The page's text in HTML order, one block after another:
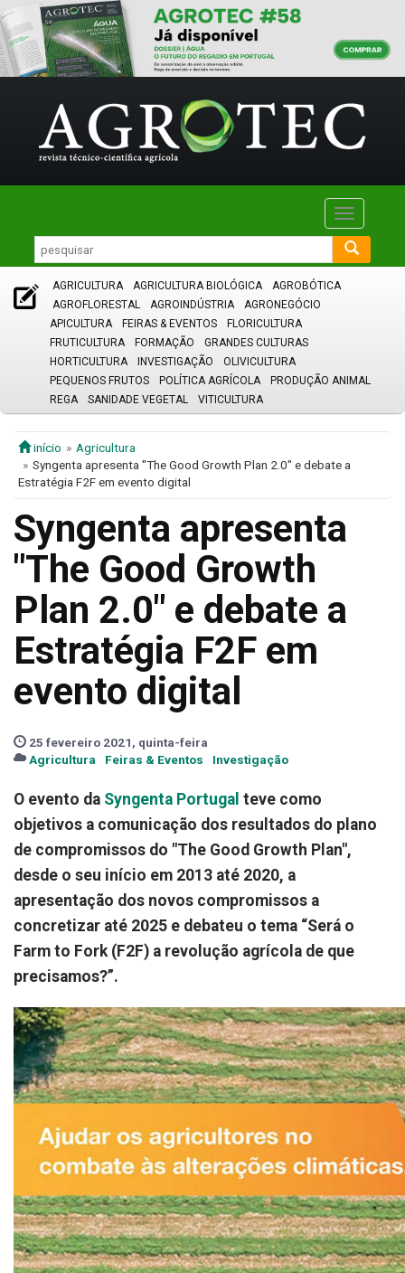
Toggle
AGRICULTURA AGRICULTURA BIOLÓGICA
AGROBÓTICA
AGROFLORESTAL
AGROINDÚSTRIA
AGRONEGÓCIO
APICULTURA
FEIRAS & EVENTOS
FLORICULTURA
FRUTICULTURA
FORMAÇÃO
GRANDES CULTURAS
HORTICULTURA
INVESTIGAÇÃO
OLIVICULTURA
PEQUENOS FRUTOS
POLÍTICA AGRÍCOLA
PRODUÇÃO ANIMAL
REGA
SANIDADE VEGETAL VITICULTURA
início
Agricultura
Syngenta apresenta "The Good Growth Plan 2.0" e debate a
Estratégia F2F em evento digital
Syngenta apresenta
"The Good Growth
Plan 2.0" e debate a
Estratégia F2F em
evento digital
25 fevereiro 2021, quinta-feira
Agricultura
Feiras & Eventos Investigação
O evento da Syngenta Portugal teve como
objetivos a comunicação dos resultados do plano
de compromissos do "The Good Growth Plan",
desde o seu início em 2013 até 2020, a
apresentação dos novos compromissos a
concretizar até 2025 e debateu o tema “Será o
Farm to Fork (F2F) a revolução agrícola de que
precisamos?”.